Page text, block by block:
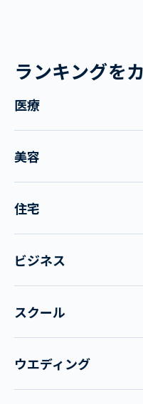
ランキングを
医療
美容
住宅
ビジネス
スクール
ウエディング